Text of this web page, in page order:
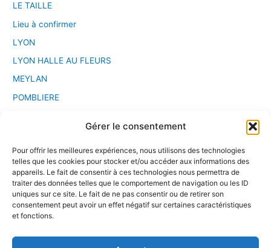
Gérer le consentement
Pour offrir les meilleures expériences, nous utilisons des technologies
telles que les cookies pour stocker et/ou accéder aux informations des
appareils. Le fait de consentir à ces technologies nous permettra de
traiter des données telles que le comportement de navigation ou les ID
uniques sur ce site. Le fait de ne pas consentir ou de retirer son
consentement peut avoir un effet négatif sur certaines caractéristiques
et fonctions.
LE TAILLE
Lieu à confirmer
LYON
LYON HALLE AU FLEURS
MEYLAN
POMBLIERE
Sport Chanbara
Stage
VALENCE
VILLEURBANNE